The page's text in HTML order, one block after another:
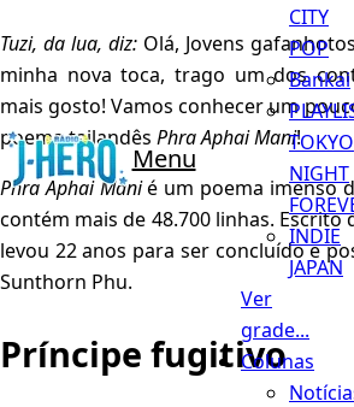
Menu
CITY
POP
Bankai
TOKYO
NIGHT
INDIE
JAPAN
Ver
grade...
Colunas
Tuzi, da lua, diz: Olá, Jovens
minha nova toca, trago um dos
mais gosto! Vamos conhecer um
poema tailandês Phra Aphai Mani!
Phra Aphai Manié um poema imenso
contém mais de 48.700 linhas. Escrito
levou 22 anos para ser concluído e
Sunthorn Phu.
Príncipe fugitivo